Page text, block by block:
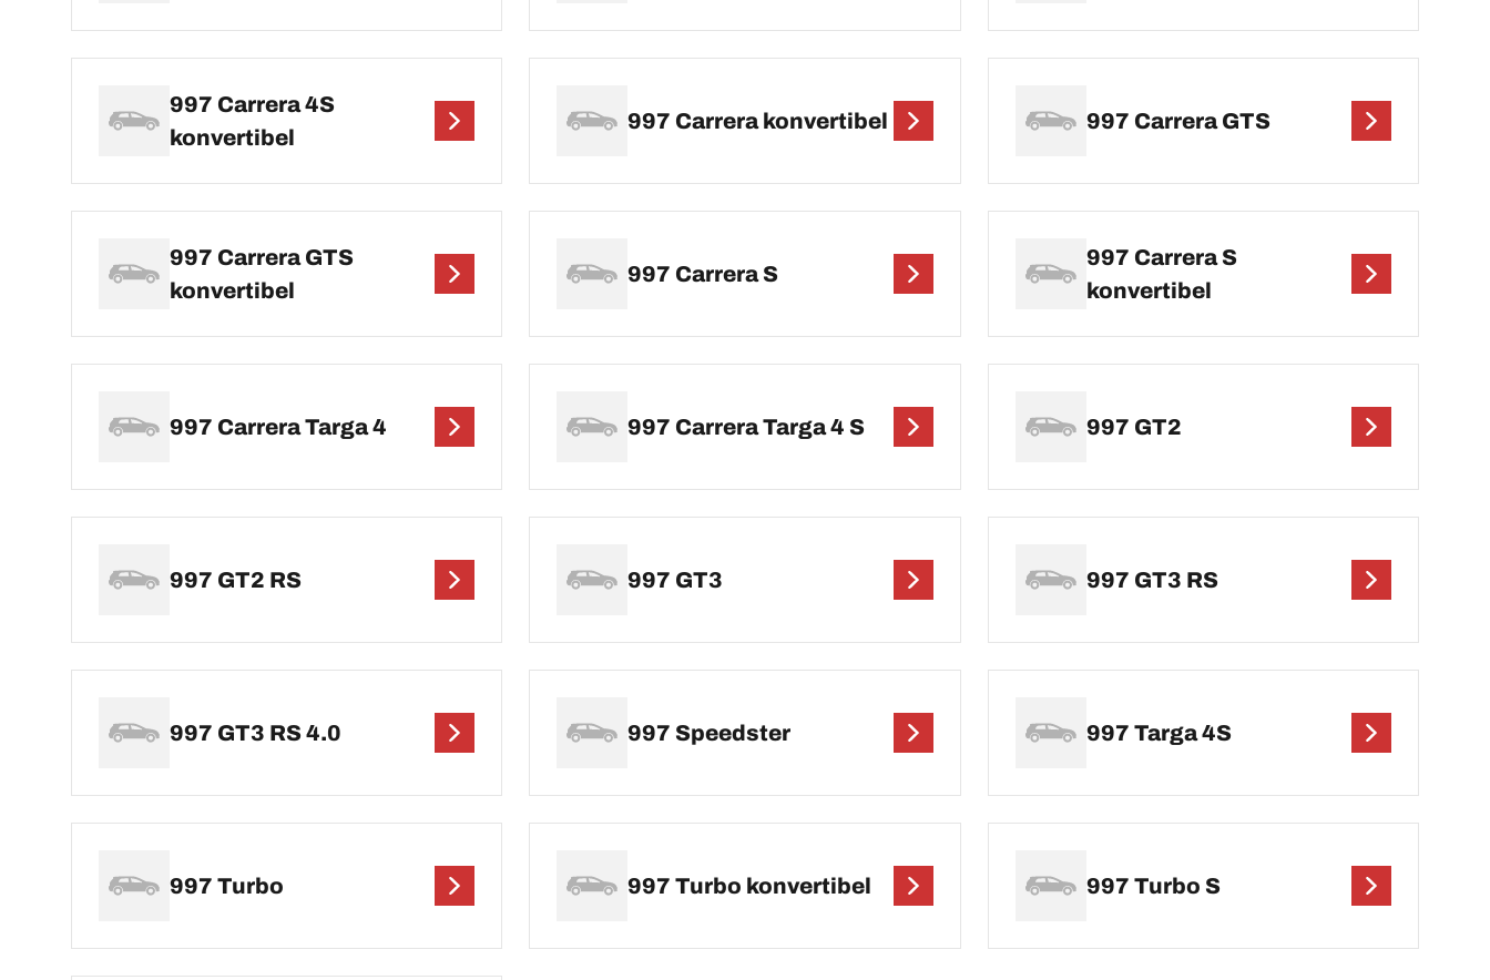
997 Carrera 4S
konvertibel
997 Carrera konvertibel 997 Carrera GTS
997 Carrera GTS
konvertibel
997 Carrera S
997 Carrera S
konvertibel
997 Carrera Targa 4 997 Carrera Targa 4 S 997 GT2
997 GT2 RS 997 GT3 997 GT3 RS
997 GT3 RS 4.0 997 Speedster 997 Targa 4S
997 Turbo 997 Turbo konvertibel 997 Turbo S